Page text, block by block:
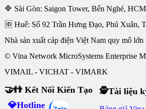
🔷 Sài Gòn: Saigon Tower, Bến Nghé, HCM
🆔 Huế: Số 92 Trần Hưng Đạo, Phú Xuân,
Nhà sản xuất cáp điện Việt Nam quy mô lớn
© Vina Network MicroSystems Enterprise
VIMAIL - VICHAT - VIMARK
🤝👬 Kết Nối Kiến Tạo
💎Hotline
🕵Tài liệu